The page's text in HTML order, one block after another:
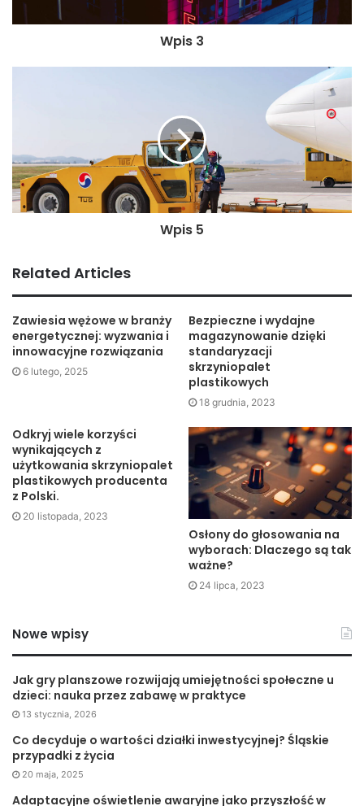
Wpis 3
Wpis 5
Related Articles
Zawiesia wężowe w branży
energetycznej: wyzwania i
innowacyjne rozwiązania
6 lutego, 2025
Bezpieczne i wydajne
magazynowanie dzięki
standaryzacji
skrzyniopalet
plastikowych
18 grudnia, 2023
Odkryj wiele korzyści
wynikających z
użytkowania skrzyniopalet
plastikowych producenta
z Polski.
20 listopada, 2023
Osłony do głosowania na
wyborach: Dlaczego są tak
ważne?
24 lipca, 2023
Nowe wpisy
Jak gry planszowe rozwijają umiejętności społeczne u
dzieci: nauka przez zabawę w praktyce
13 stycznia, 2026
Co decyduje o wartości działki inwestycyjnej? Śląskie
przypadki z życia
20 maja, 2025
Adaptacyjne oświetlenie awaryjne jako przyszłość w